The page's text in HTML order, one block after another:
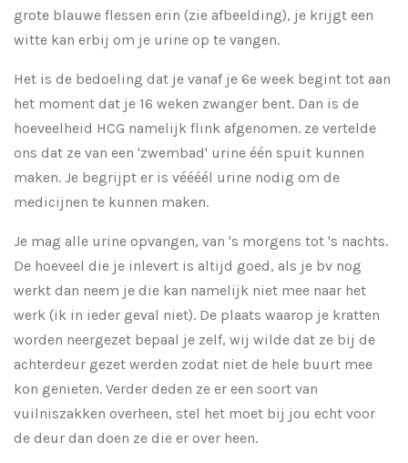
grote blauwe flessen erin (zie afbeelding), je krijgt een
witte kan erbij om je urine op te vangen.
Het is de bedoeling dat je vanaf je 6e week begint tot aan
het moment dat je 16 weken zwanger bent. Dan is de
hoeveelheid HCG namelijk flink afgenomen. ze vertelde
ons dat ze van een 'zwembad' urine één spuit kunnen
maken. Je begrijpt er is véééél urine nodig om de
medicijnen te kunnen maken.
Je mag alle urine opvangen, van 's morgens tot 's nachts.
De hoeveel die je inlevert is altijd goed, als je bv nog
werkt dan neem je die kan namelijk niet mee naar het
werk (ik in ieder geval niet). De plaats waarop je kratten
worden neergezet bepaal je zelf, wij wilde dat ze bij de
achterdeur gezet werden zodat niet de hele buurt mee
kon genieten. Verder deden ze er een soort van
vuilniszakken overheen, stel het moet bij jou echt voor
de deur dan doen ze die er over heen.